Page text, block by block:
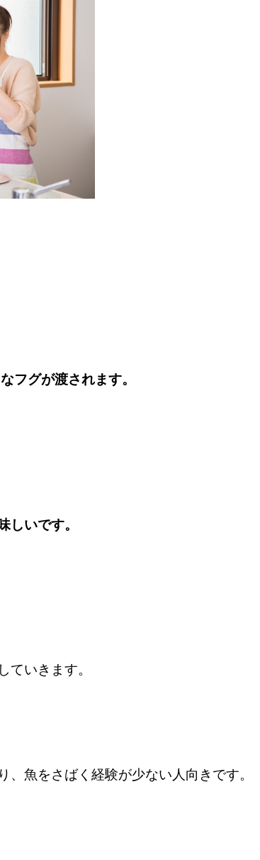
フグが渡されます。
しいです。
ていきます。
魚をさばく経験が少ない人向きです。